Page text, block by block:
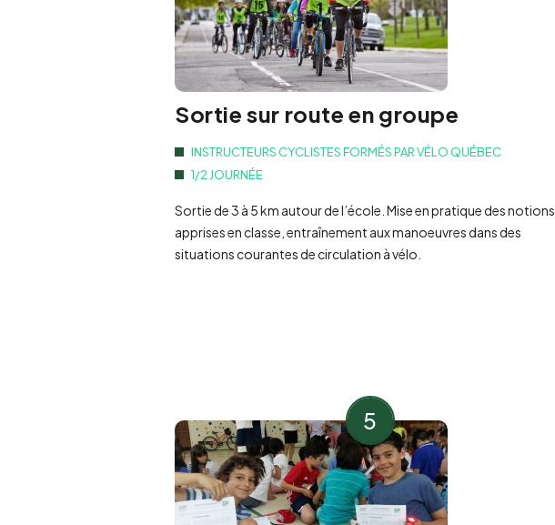
Sortie sur route en groupe
INSTRUCTEURS CYCLISTES FORMÉS PAR VÉLO QUÉBEC
1/2 JOURNÉE
Sortie de 3 à 5 km autour de l’école. Mise en pratique des notions
apprises en classe, entraînement aux manoeuvres dans des
situations courantes de circulation à vélo.
5